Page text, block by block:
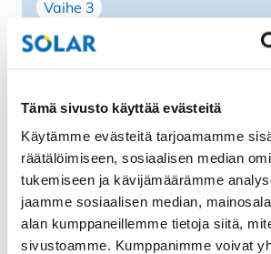
Tämä sivusto käyttää evästeitä
Käytämme evästeitä tarjoamamme
räätälöimiseen, sosiaalisen median
tukemiseen ja kävijämäärämme
jaamme sosiaalisen median,
alan kumppaneillemme tietoja siitä,
sivustoamme. Kumppanimme voivat
kangaslaatua, jotka hylkivät
kosteutta. Vekkikankaat
muotonsa ja näyttävät
useimpiin parvekkeisiin ja
Mittatilaustyönä täydellisesti
SOLAR Terassikaihtimet
sinun lasitukseesi sopivaksi.
takaa siistin ja toimivan
Kaihdin toimitetaan valmiina
Avainlippu-merkki
5 vuoden takuu
Nopea toimitusaika
Vaihe 3
Saat tuotteet kotiisi ja pääset
nauttimaan viihtyisästä kodista.